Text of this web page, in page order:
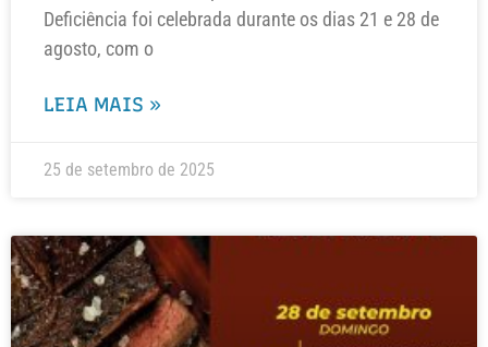
Deficiência foi celebrada durante os dias 21 e 28 de
agosto, com o
LEIA MAIS »
25 de setembro de 2025